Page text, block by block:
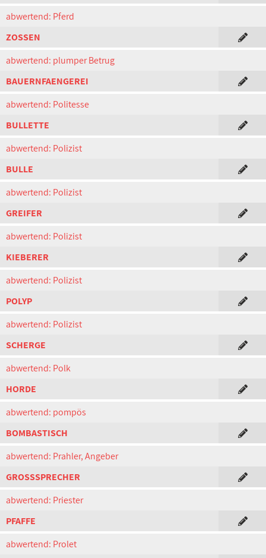
abwertend: Pferd
ZOSSEN
abwertend: plumper Betrug
BAUERNFAENGEREI
abwertend: Politesse
BULLETTE
abwertend: Polizist
BULLE
abwertend: Polizist
GREIFER
abwertend: Polizist
KIEBERER
abwertend: Polizist
POLYP
abwertend: Polizist
SCHERGE
abwertend: Polk
HORDE
abwertend: pompös
BOMBASTISCH
abwertend: Prahler, Angeber
GROSSSPRECHER
abwertend: Priester
PFAFFE
abwertend: Prolet